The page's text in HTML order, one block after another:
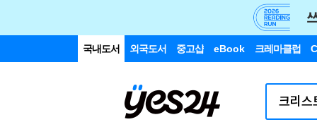
국내도서 외국도서 중고샵 eBook 크레마클럽